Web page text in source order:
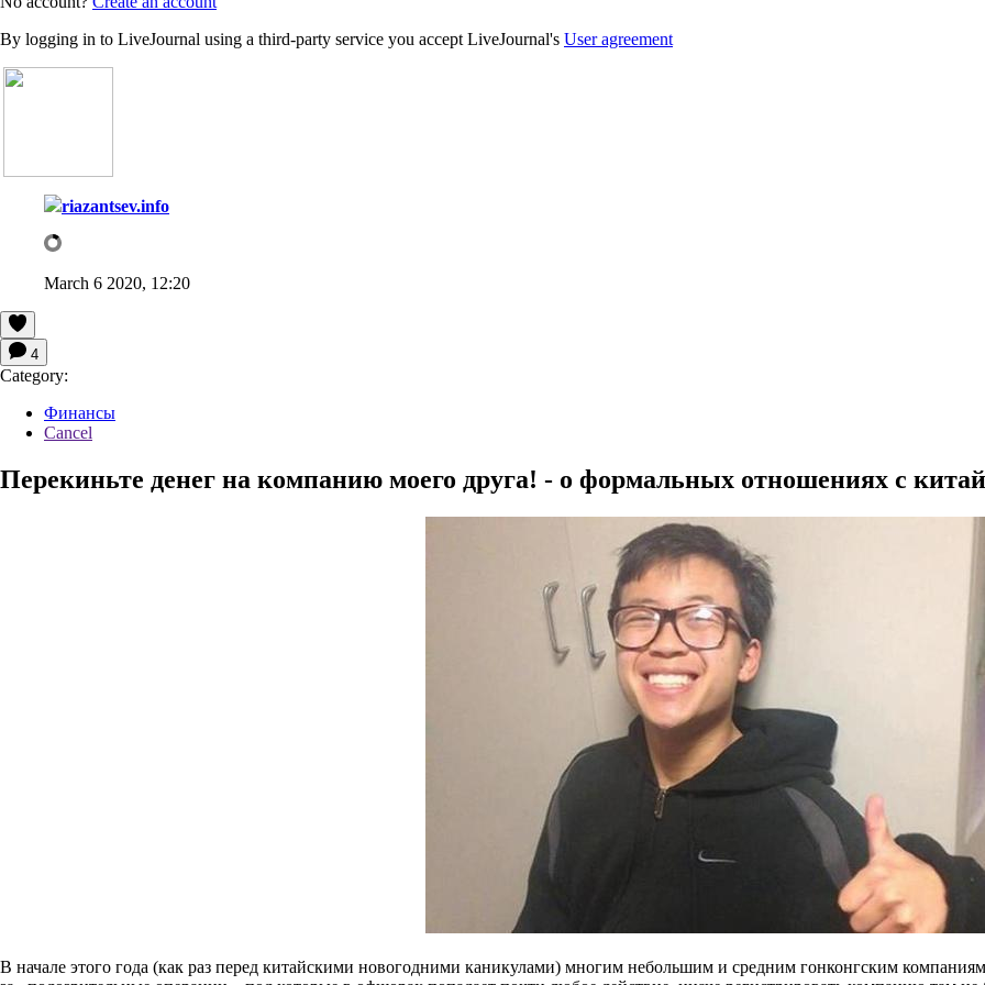
By logging in to LiveJournal using a third-party service you accept LiveJournal's User agreement
riazantsev.info
March 6 2020, 12:20
4
Category:
Финансы
Cancel
Перекиньте денег на компанию моего друга! - о формальных отношениях с
В начале этого года (как раз перед китайскими новогодними каникулами) многим небольшим и средним гонконгским